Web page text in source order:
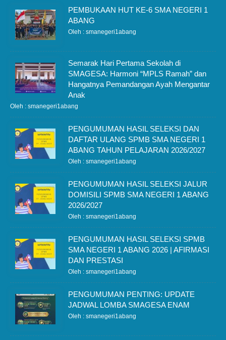
PEMBUKAAN HUT KE-6 SMA NEGERI 1
ABANG
Oleh : smanegeri1abang
Semarak Hari Pertama Sekolah di
SMAGESA: Harmoni “MPLS Ramah” dan
Hangatnya Pemandangan Ayah Mengantar
Anak
Oleh : smanegeri1abang
PENGUMUMAN HASIL SELEKSI DAN
DAFTAR ULANG SPMB SMA NEGERI 1
ABANG TAHUN PELAJARAN 2026/2027
Oleh : smanegeri1abang
PENGUMUMAN HASIL SELEKSI JALUR
DOMISILI SPMB SMA NEGERI 1 ABANG
2026/2027
Oleh : smanegeri1abang
PENGUMUMAN HASIL SELEKSI SPMB
SMA NEGERI 1 ABANG 2026 | AFIRMASI
DAN PRESTASI
Oleh : smanegeri1abang
PENGUMUMAN PENTING: UPDATE
JADWAL LOMBA SMAGESA ENAM
Oleh : smanegeri1abang